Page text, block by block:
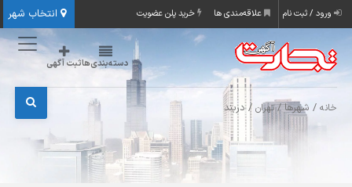
انتخاب شهر ورود / ثبت نام علاقه‌مندی ها خرید پلن عضویت
دسته‌بندی‌هاثبت آگهی
خانه / شهرها /تهران / دربند